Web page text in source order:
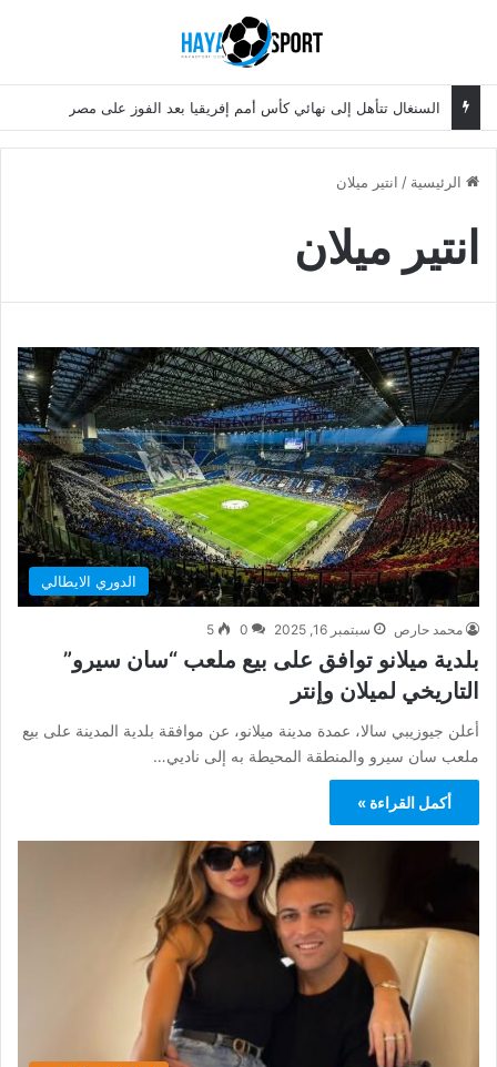
السنغال تتأهل إلى نهائي كأس أمم إفريقيا بعد الفوز على مصر
الرئيسية / انتير ميلان
انتير ميلان
الدوري الايطالي
محمد حارص سبتمبر 16, 2025 0
5
بلدية ميلانو توافق على بيع ملعب “سان سيرو”
التاريخي لميلان وإنتر
أعلن جيوزيبي سالا، عمدة مدينة ميلانو، عن موافقة بلدية المدينة على بيع
ملعب سان سيرو والمنطقة المحيطة به إلى ناديي…
أكمل القراءة »